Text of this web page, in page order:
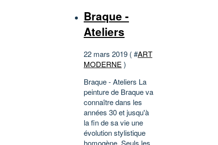
Braque -
Ateliers
22 mars 2019 ( #ART
MODERNE )
Braque - Ateliers La
peinture de Braque va
connaître dans les
années 30 et jusqu'à
la fin de sa vie une
évolution stylistique
homogène. Seuls les